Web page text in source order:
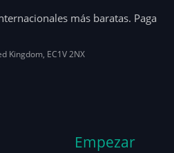
más baratas. Paga
Kingdom, EC1V 2NX
Empezar